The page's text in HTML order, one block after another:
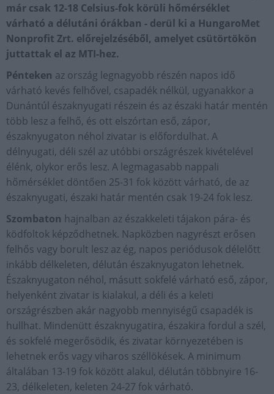
már csak 12-18 Celsius-fok körüli hőmérséklet
várható a délutáni órákban - derül ki a HungaroMet
Nonprofit Zrt. előrejelzéséből, amelyet csütörtökön
juttattak el az MTI-hez.
Pénteken az ország legnagyobb részén napos idő
várható kevés felhővel, csapadék nélkül, ugyanakkor a
Dunántúl északnyugati részein és az északi határ mentén
több lesz a felhő, és ott elszórtan eső, zápor,
északnyugaton néhol zivatar is előfordulhat. A
délnyugati, déli szél az utóbbi országrészek kivételével
élénk, olykor erős lesz. A legmagasabb nappali
hőmérséklet döntően 25-31 fok között várható, de az
északnyugati, északi határ mentén csak 19-24 fok lesz.
Szombaton hajnalban az északkeleti tájakon pára- és
ködfoltok képződhetnek. Napközben nagyrészt erősen
felhős vagy borult lesz az ég, napos periódusok délelőtt
inkább délkeleten, délután északnyugaton lehetnek.
Északnyugaton néhol, másutt sokfelé várható eső, zápor,
helyenként zivatar is kialakul, a déli és a keleti
országrészben akár nagyobb mennyiségű csapadék is
hullhat. Mindenütt északnyugatira, északira fordul a szél,
és sokfelé megerősödik, és zivatar környezetében is
lehetnek erős vagy viharos széllökések. A minimum
általában 13-19 fok között alakul, délután többnyire 16-
23, délkeleten, keleten 24-27 fok várható.